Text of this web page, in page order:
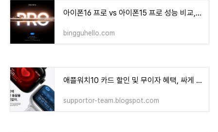
아이폰16 프로 vs 아이폰15 프로 성능 비교, 가격 총 정리!
bingguhello.com
애플워치10 카드 할인 및 무이자 혜택, 싸게 사는 방법 안내
supportor-team.blogspot.com